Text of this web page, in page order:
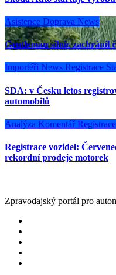
Asistence Doprava News
Gentleman silnic zachránil
Importéři News Registrace
SDA: v Česku letos
automobilů
Analýza Komentář Registrace
Registrace vozidel:
rekordní prodeje motorek
Zpravodajský portál pro